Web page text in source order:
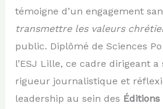
témoigne d’un engagement
transmettre les valeurs
public. Diplômé de Sciences
l’ESJ Lille, ce cadre dirigeant
rigueur journalistique et
leadership au sein des